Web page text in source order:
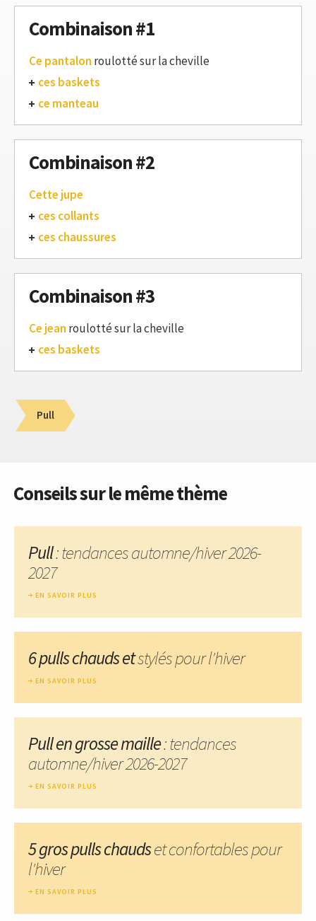
Combinaison #1
Ce pantalon roulotté sur la cheville
ces baskets
ce manteau
Combinaison #2
Cette jupe
ces collants
ces chaussures
Combinaison #3
Ce jean roulotté sur la cheville
ces baskets
Pull
Conseils sur le même thème
Pull: tendances automne/hiver 2026-
2027
EN SAVOIR PLUS
6 pulls chauds etstylés pour l'hiver
EN SAVOIR PLUS
Pull en grosse maille: tendances
automne/hiver 2026-2027
EN SAVOIR PLUS
5 gros pulls chaudset confortables pour
l'hiver
EN SAVOIR PLUS